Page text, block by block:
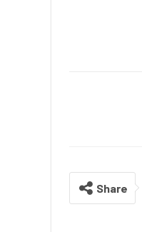
Share